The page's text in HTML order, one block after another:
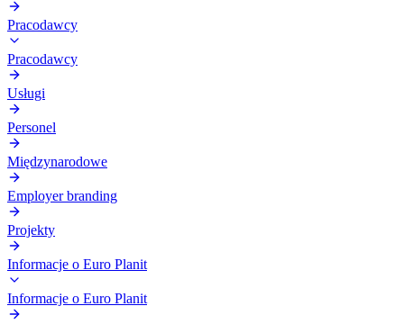
Pracodawcy
Pracodawcy
Usługi
Personel
Międzynarodowe
Employer branding
Projekty
Informacje o Euro Planit
Informacje o Euro Planit